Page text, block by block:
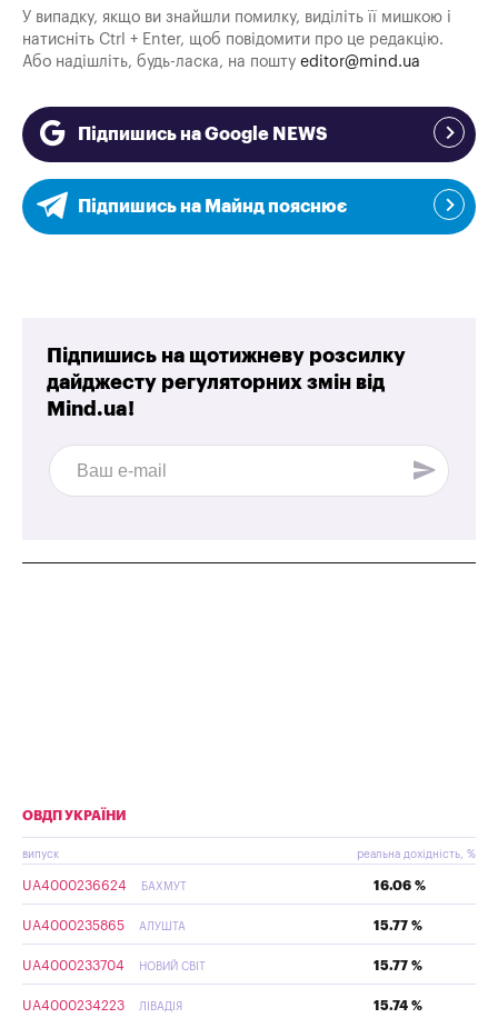
У випадку, якщо ви знайшли помилку, виділіть її мишкою і
натисніть Ctrl + Enter, щоб повідомити про це редакцію.
Або надішліть, будь-ласка, на пошту editor@mind.ua
Підпишись на Google NEWS
Підпишись на Майнд пояснює
Підпишись на щотижневу розсилку
дайджесту регуляторних змін від
Mind.ua!
ОВДП УКРАЇНИ
випуск реальна дохідність, %
UA4000236624 БАХМУТ 16.06 %
UA4000235865 АЛУШТА 15.77 %
UA4000233704 НОВИЙ СВІТ 15.77 %
UA4000234223 ЛІВАДІЯ 15.74 %